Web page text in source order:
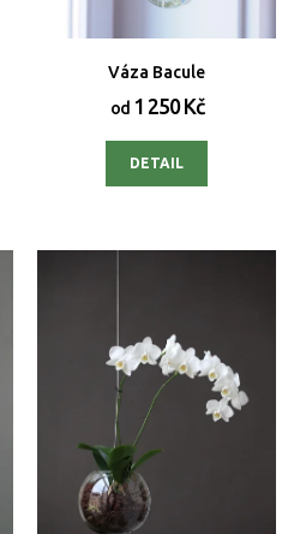
Váza Bacule
od1 250 Kč
DETAIL